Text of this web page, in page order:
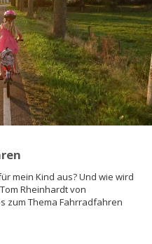
mein Kind aus? Und wie wird
Rheinhardt von
zum Thema Fahrradfahren